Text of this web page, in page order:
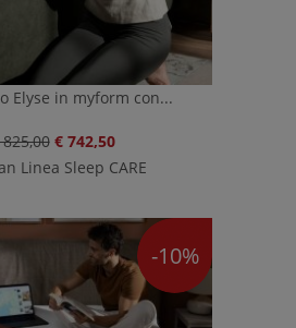
Elyse in myform con...
€ 742,50
Linea Sleep CARE
-10%